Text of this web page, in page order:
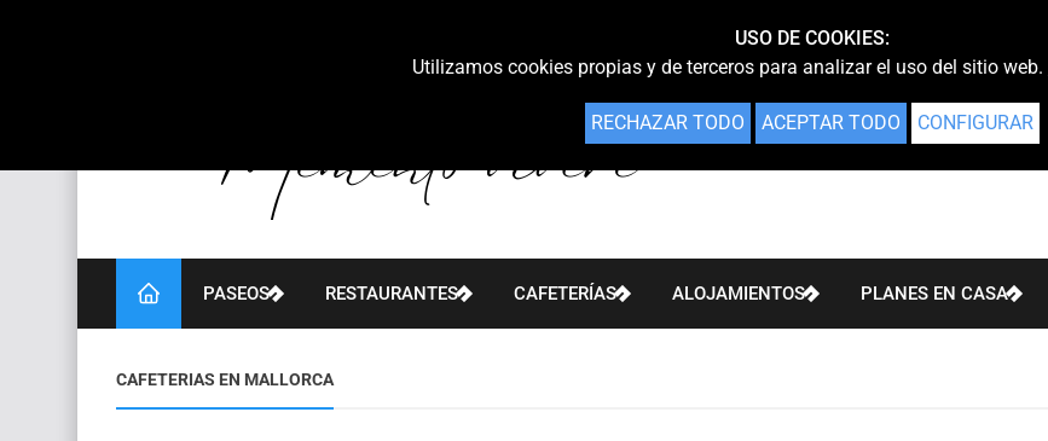
PASEOS RESTAURANTES CAFETERÍAS ALOJAMIENTOS PLANES EN CASA
CAFETERIAS EN MALLORCA
USO DE COOKIES:
Utilizamos cookies propias y de terceros para analizar el uso del sitio web.
RECHAZAR TODO ACEPTAR TODO CONFIGURAR